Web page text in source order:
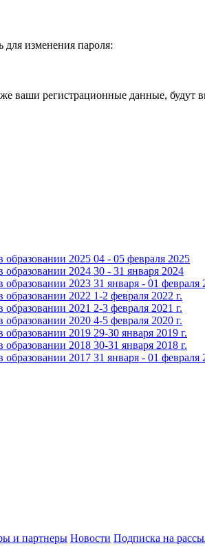
изменения пароля:
ваши регистрационные данные, будут
2025 04 - 05 февраля 2025
2024 30 - 31 января 2024
2023 31 января - 01 февраля
2022 1-2 февраля 2022 г.
2021 2-3 февраля 2021 г.
2020 4-5 февраля 2020 г.
2019 29-30 января 2019 г.
2018 30-31 января 2018 г.
2017 31 января - 01 февраля
и партнеры Новости Подписка на